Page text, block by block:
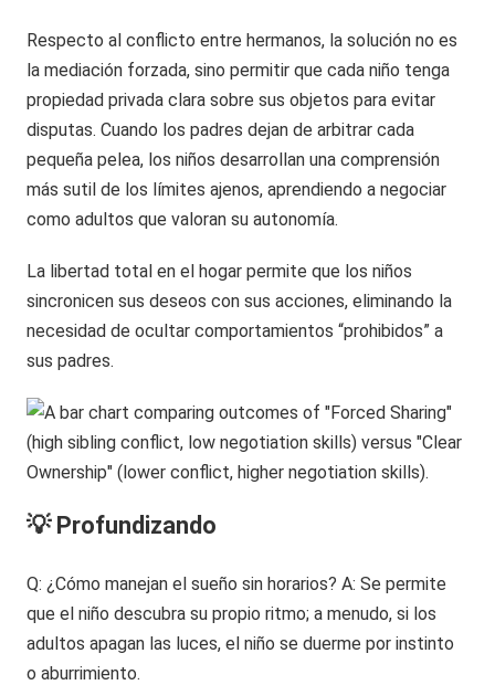
Respecto al conflicto entre hermanos, la solución no es
la mediación forzada, sino permitir que cada niño tenga
propiedad privada clara sobre sus objetos para evitar
disputas. Cuando los padres dejan de arbitrar cada
pequeña pelea, los niños desarrollan una comprensión
más sutil de los límites ajenos, aprendiendo a negociar
como adultos que valoran su autonomía.
La libertad total en el hogar permite que los niños
sincronicen sus deseos con sus acciones, eliminando la
necesidad de ocultar comportamientos “prohibidos” a
sus padres.
💡 Profundizando
Q: ¿Cómo manejan el sueño sin horarios? A: Se permite
que el niño descubra su propio ritmo; a menudo, si los
adultos apagan las luces, el niño se duerme por instinto
o aburrimiento.